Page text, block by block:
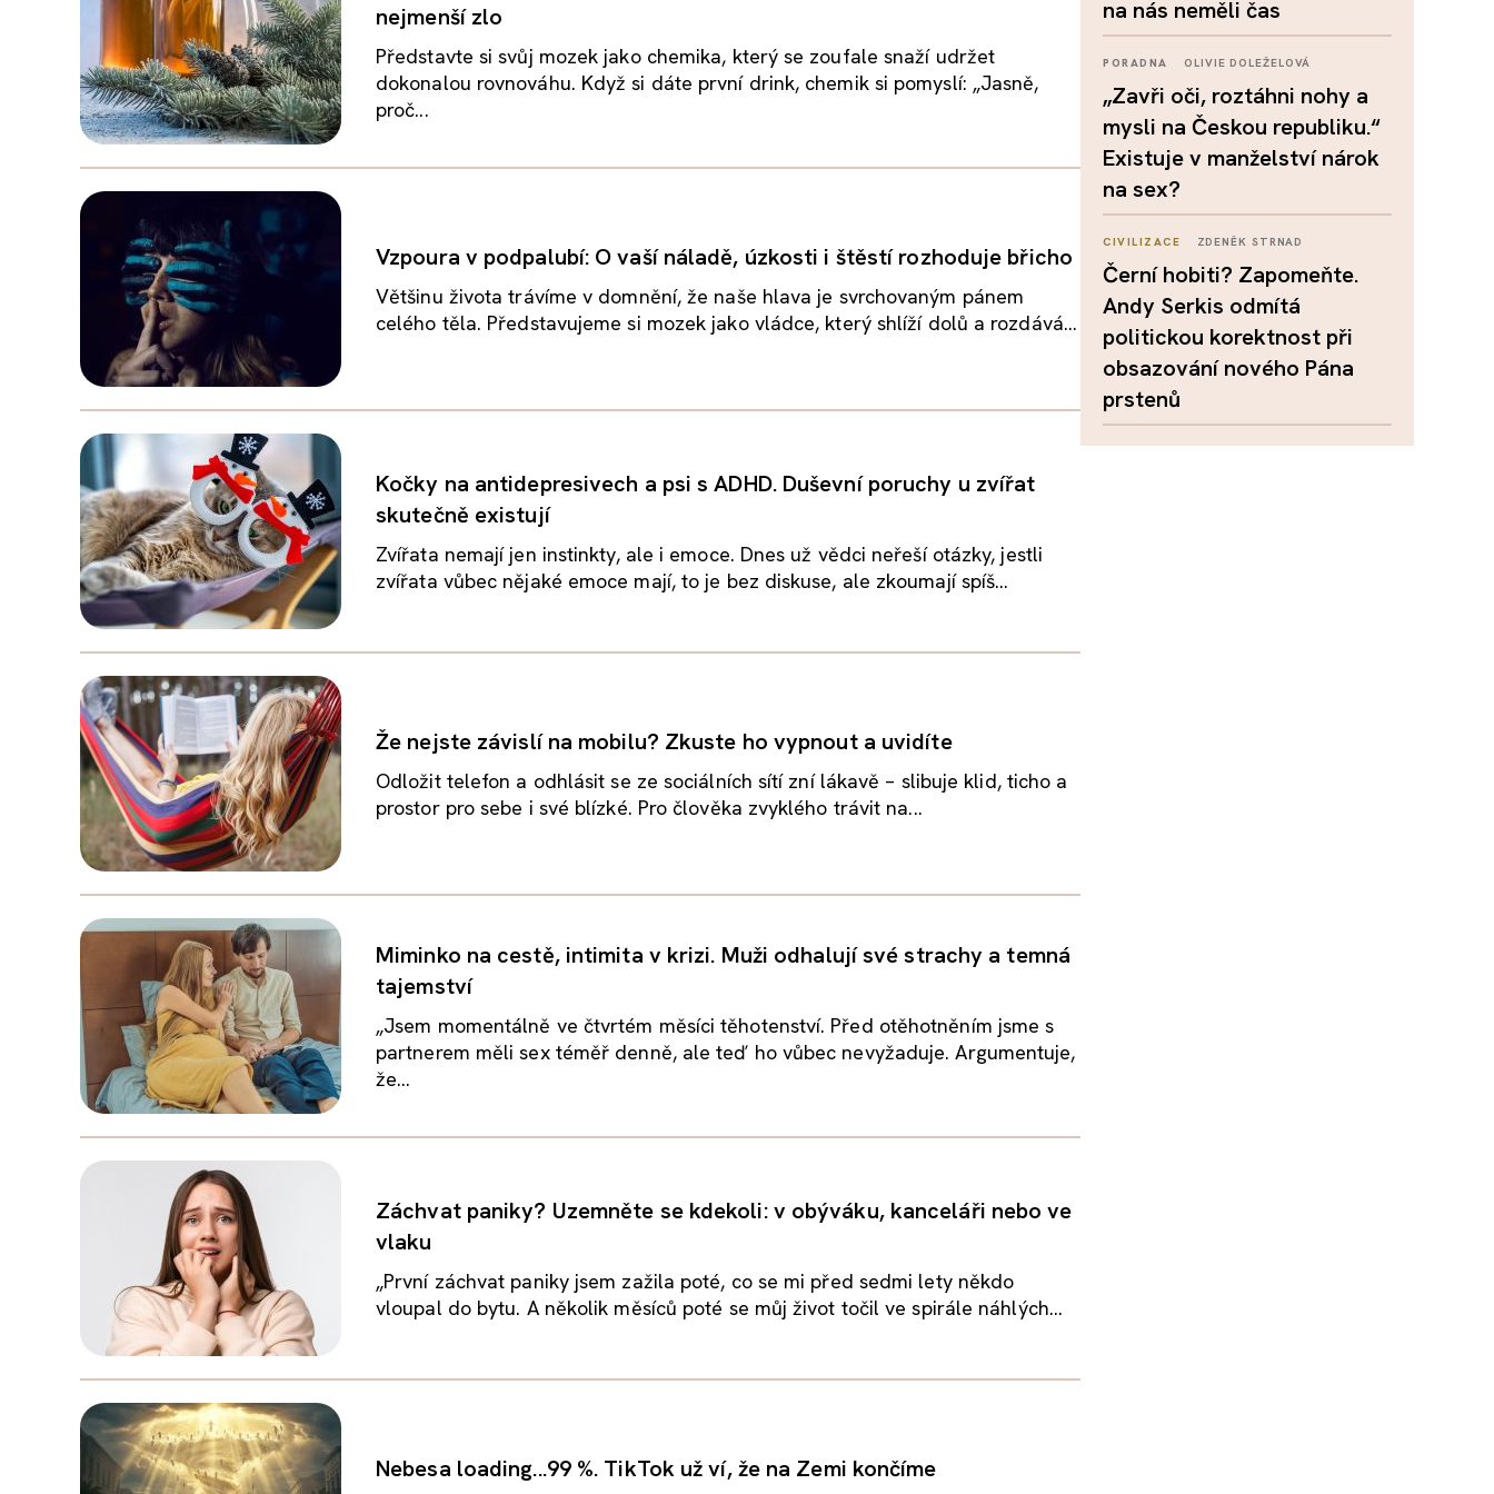
nejmenší zlo
Představte si svůj mozek jako chemika, který se zoufale snaží udržet
dokonalou rovnováhu. Když si dáte první drink, chemik si pomyslí: „Jasně,
proč...
Vzpoura v podpalubí: O vaší náladě, úzkosti i štěstí rozhoduje břicho
Většinu života trávíme v domnění, že naše hlava je svrchovaným pánem
celého těla. Představujeme si mozek jako vládce, který shlíží dolů a rozdává...
Kočky na antidepresivech a psi s ADHD. Duševní poruchy u zvířat
skutečně existují
Zvířata nemají jen instinkty, ale i emoce. Dnes už vědci neřeší otázky, jestli
zvířata vůbec nějaké emoce mají, to je bez diskuse, ale zkoumají spíš...
Že nejste závislí na mobilu? Zkuste ho vypnout a uvidíte
Odložit telefon a odhlásit se ze sociálních sítí zní lákavě – slibuje klid, ticho a
prostor pro sebe i své blízké. Pro člověka zvyklého trávit na...
Miminko na cestě, intimita v krizi. Muži odhalují své strachy a temná
tajemství
„Jsem momentálně ve čtvrtém měsíci těhotenství. Před otěhotněním jsme s
partnerem měli sex téměř denně, ale teď ho vůbec nevyžaduje. Argumentuje,
že...
Záchvat paniky? Uzemněte se kdekoli: v obýváku, kanceláři nebo ve
vlaku
„První záchvat paniky jsem zažila poté, co se mi před sedmi lety někdo
vloupal do bytu. A několik měsíců poté se můj život točil ve spirále náhlých...
Nebesa loading...99 %. TikTok už ví, že na Zemi končíme
na nás neměli čas
PORADNA OLIVIE DOLEŽELOVÁ
„Zavři oči, roztáhni nohy a
mysli na Českou republiku.“
Existuje v manželství nárok
na sex?
CIVILIZACE ZDENĚK STRNAD
Černí hobiti? Zapomeňte.
Andy Serkis odmítá
politickou korektnost při
obsazování nového Pána
prstenů